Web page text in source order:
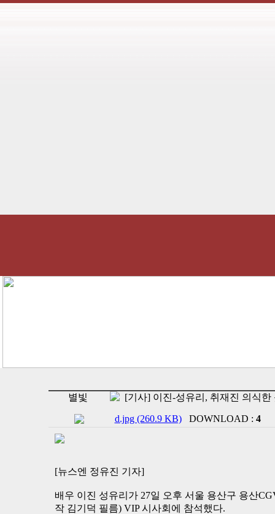
별빛 [기사] 이진-성유리, 취재진 의식한
d.jpg (260.9 KB)DOWNLOAD : 4
[뉴스엔 정유진 기자]
배우 이진 성유리가 27일 오후 서울 용산구 용산
작 김기덕 필름) VIP 시사회에 참석했다.